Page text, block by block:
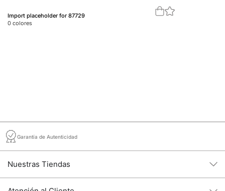
Import placeholder for 87729
0 colores
Garantía de Autenticidad
Nuestras Tiendas